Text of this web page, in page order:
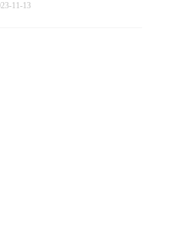
多高质量创新发展机遇。
11-13